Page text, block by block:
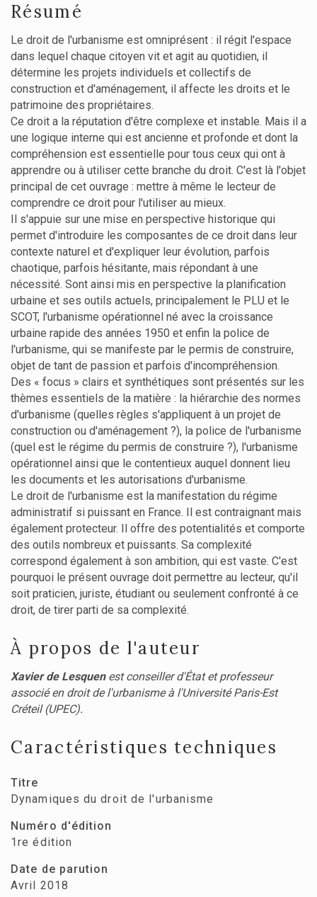
Résumé
Le droit de l'urbanisme est omniprésent : il régit l'espace
dans lequel chaque citoyen vit et agit au quotidien, il
détermine les projets individuels et collectifs de
construction et d'aménagement, il affecte les droits et le
patrimoine des propriétaires.
Ce droit a la réputation d'être complexe et instable. Mais il a
une logique interne qui est ancienne et profonde et dont la
compréhension est essentielle pour tous ceux qui ont à
apprendre ou à utiliser cette branche du droit. C'est là l'objet
principal de cet ouvrage : mettre à même le lecteur de
comprendre ce droit pour l'utiliser au mieux.
Il s'appuie sur une mise en perspective historique qui
permet d'introduire les composantes de ce droit dans leur
contexte naturel et d'expliquer leur évolution, parfois
chaotique, parfois hésitante, mais répondant à une
nécessité. Sont ainsi mis en perspective la planification
urbaine et ses outils actuels, principalement le PLU et le
SCOT, l'urbanisme opérationnel né avec la croissance
urbaine rapide des années 1950 et enfin la police de
l'urbanisme, qui se manifeste par le permis de construire,
objet de tant de passion et parfois d'incompréhension.
Des « focus » clairs et synthétiques sont présentés sur les
thèmes essentiels de la matière : la hiérarchie des normes
d'urbanisme (quelles règles s'appliquent à un projet de
construction ou d'aménagement ?), la police de l'urbanisme
(quel est le régime du permis de construire ?), l'urbanisme
opérationnel ainsi que le contentieux auquel donnent lieu
les documents et les autorisations d'urbanisme.
Le droit de l'urbanisme est la manifestation du régime
administratif si puissant en France. Il est contraignant mais
également protecteur. Il offre des potentialités et comporte
des outils nombreux et puissants. Sa complexité
correspond également à son ambition, qui est vaste. C'est
pourquoi le présent ouvrage doit permettre au lecteur, qu'il
soit praticien, juriste, étudiant ou seulement confronté à ce
droit, de tirer parti de sa complexité.
À propos de l'auteur
Xavier de Lesquenest conseiller d'État et professeur
associé en droit de l'urbanisme à l'Université Paris-Est
Créteil (UPEC).
Caractéristiques techniques
Titre
Dynamiques du droit de l'urbanisme
Numéro d'édition
1re édition
Date de parution
Avril 2018